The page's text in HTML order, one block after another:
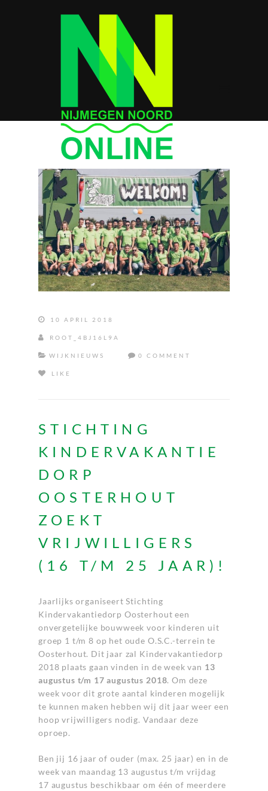
10 APRIL 2018
ROOT_4BJ16L9A
WIJKNIEUWS 0 COMMENT
LIKE
STICHTING
KINDERVAKANTIE
DORP
OOSTERHOUT
ZOEKT
VRIJWILLIGERS
(16 T/M 25 JAAR)!
Jaarlijks organiseert Stichting
Kindervakantiedorp Oosterhout een
onvergetelijke bouwweek voor kinderen uit
groep 1 t/m 8 op het oude O.S.C.-terrein te
Oosterhout. Dit jaar zal Kindervakantiedorp
2018 plaats gaan vinden in de week van 13
augustus t/m 17 augustus 2018. Om deze
week voor dit grote aantal kinderen mogelijk
te kunnen maken hebben wij dit jaar weer een
hoop vrijwilligers nodig. Vandaar deze
oproep.
Ben jij 16 jaar of ouder (max. 25 jaar) en in de
week van maandag 13 augustus t/m vrijdag
17 augustus beschikbaar om één of meerdere